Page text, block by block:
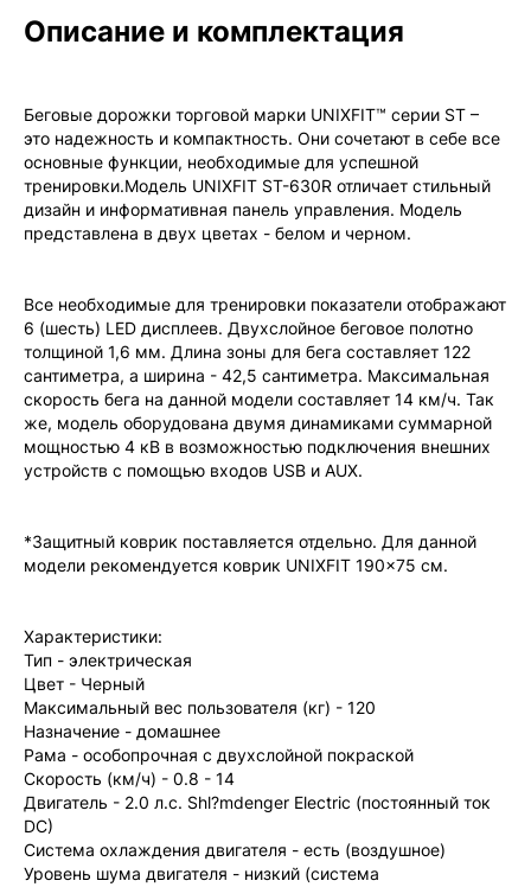

Мы продаём только оригинальную продукцию с
Описание и комплектация
Беговые дорожки торговой марки UNIXFIT™ серии ST –
это надежность и компактность. Они сочетают в себе все
основные функции, необходимые для успешной
тренировки.Модель UNIXFIT ST-630R отличает стильный
дизайн и информативная панель управления. Модель
представлена в двух цветах - белом и черном.
Все необходимые для тренировки показатели отображают
6 (шесть) LED дисплеев. Двухслойное беговое полотно
толщиной 1,6 мм. Длина зоны для бега составляет 122
сантиметра, а ширина - 42,5 сантиметра. Максимальная
скорость бега на данной модели составляет 14 км/ч. Так
же, модель оборудована двумя динамиками суммарной
мощностью 4 кВ в возможностью подключения внешних
устройств с помощью входов USB и AUX.
*Защитный коврик поставляется отдельно. Для данной
модели рекомендуется коврик UNIXFIT 190x75 см.
Характеристики:
Тип - электрическая
Цвет - Черный
Максимальный вес пользователя (кг) - 120
Назначение - домашнее
Рама - особопрочная с двухслойной покраской
Скорость (км/ч) - 0.8 - 14
Двигатель - 2.0 л.с. Shl?mdenger Electric (постоянный ток
DC)
Система охлаждения двигателя - есть (воздушное)
Уровень шума двигателя - низкий (система